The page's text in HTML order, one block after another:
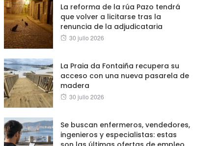
La reforma de la rúa Pazo tendrá
que volver a licitarse tras la
renuncia de la adjudicataria
Posted
30 julio 2026
La Praia da Fontaiña recupera su
acceso con una nueva pasarela de
madera
Posted
30 julio 2026
Se buscan enfermeros, vendedores,
ingenieros y especialistas: estas